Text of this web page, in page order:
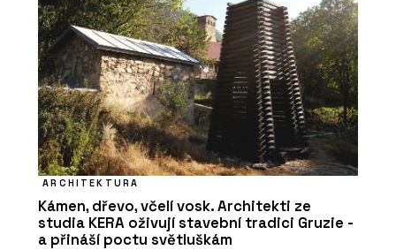
ARCHITEKTURA
Kámen, dřevo, včelí vosk. Architekti ze
studia KERA oživují stavební tradici Gruzie -
a přináší poctu světluškám